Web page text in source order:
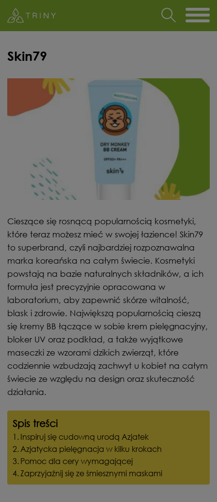
Skin79
Cieszące się rosnącą popularnością kosmetyki,
które teraz możesz mieć w swojej łazience! Skin79
to superbrand, czyli najbardziej rozpoznawalna
marka koreańska na całym świecie. Kosmetyki
powstają na bazie naturalnych składników, a ich
formuła jest precyzyjnie opracowana w
laboratorium, aby zapewnić skórze witalność,
blask i zdrowie. Największą popularnością cieszą
się kremy BB łączące w sobie krem pielęgnacyjny,
bloker UV oraz podkład, a także wyjątkowe
maseczki ze wzorami dzikich zwierząt, które
codziennie wzbudzają zachwyt u kobiet na całym
świecie ze względu na design oraz skuteczność
działania.
Spis treści
Inspiruj się cudowną urodą Azjatek
Azjatycka pielęgnacja w kilku krokach
Pomoc dla cery wymagającej
Zaprzyjaźnij się ze śmiesznymi maskami